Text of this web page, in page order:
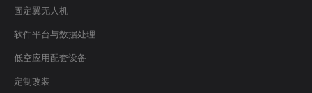
固定翼无人机
软件平台与数据处理
低空应用配套设备
定制改装